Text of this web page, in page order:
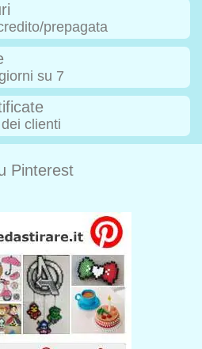
prepagata
su 7
clienti
Pinterest